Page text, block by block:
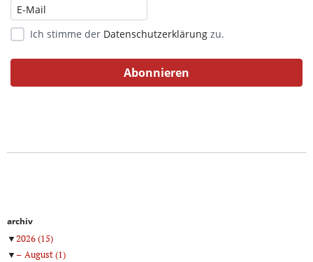
Ich stimme der Datenschutzerklärung zu.
archiv
▼2026(15)
▼
August(1)